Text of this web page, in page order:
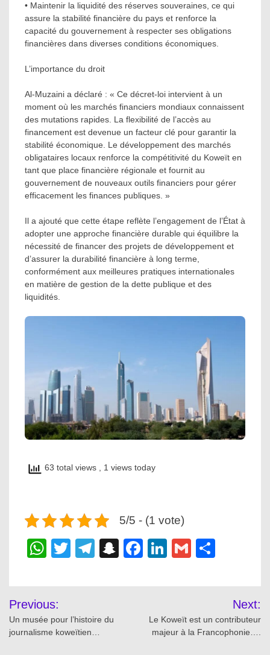
• Maintenir la liquidité des réserves souveraines, ce qui
assure la stabilité financière du pays et renforce la
capacité du gouvernement à respecter ses obligations
financières dans diverses conditions économiques.
L’importance du droit
Al-Muzaini a déclaré : « Ce décret-loi intervient à un
moment où les marchés financiers mondiaux connaissent
des mutations rapides. La flexibilité de l’accès au
financement est devenue un facteur clé pour garantir la
stabilité économique. Le développement des marchés
obligataires locaux renforce la compétitivité du Koweït en
tant que place financière régionale et fournit au
gouvernement de nouveaux outils financiers pour gérer
efficacement les finances publiques. »
Il a ajouté que cette étape reflète l’engagement de l’État à
adopter une approche financière durable qui équilibre la
nécessité de financer des projets de développement et
d’assurer la durabilité financière à long terme,
conformément aux meilleures pratiques internationales
en matière de gestion de la dette publique et des
liquidités.
63 total views , 1 views today
5/5 - (1 vote)
WhatsApp
TwitterTelegram
Snapchat
Facebook
LinkedIn
Gmail
Post
navigation
Previous:
Un musée pour l’histoire du
journalisme koweïtien…
Next:
Le Koweït est un contributeur
majeur à la Francophonie….